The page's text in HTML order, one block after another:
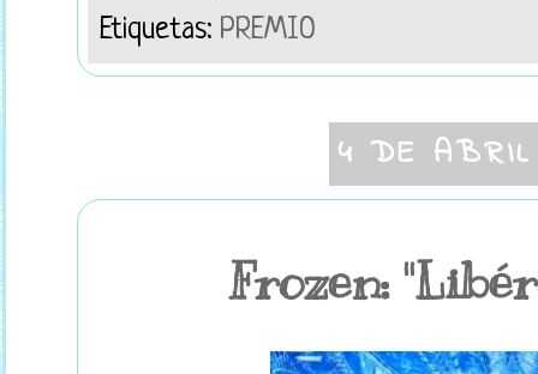
Etiquetas: PREMIO
4 DE
Frozen: